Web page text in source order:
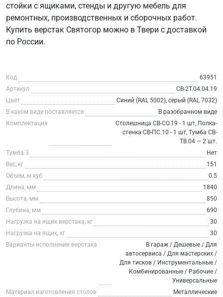
стойки с ящиками, стенды и другую мебель для
ремонтных, производственных и сборочных работ.
Купить верстак Святогор можно в Твери с доставкой
по России.
Код
63951
Артикул
СВ-2Т.04.04.19
Цвет
Синий (RAL 5002), серый (RAL 7032)
В каком виде поставляется
В разобранном виде
Комплектация
Столешница СВ-СО.19 - 1 шт, Полка-
стенка СВ-ПС.10 - 1 шт, Тумба СВ-
ТВ.04 — 2 шт.
Тумба 3
Нет
Вес, кг
151
Объем, м.куб
0.5
Длина, мм
1840
Высота, мм
850
Глубина, мм
690
Нагрузка на ящик верстака, кг
30
Нагрузка на ящик, кг
30
Варианты исполнения верстака
В гараж / Дешевые / Для
автосервиса / Для мастерских /
Для тисков / Инструментальные /
Комбинированные / Рабочие /
Универсальные
Материал изготовления столов
Металлические